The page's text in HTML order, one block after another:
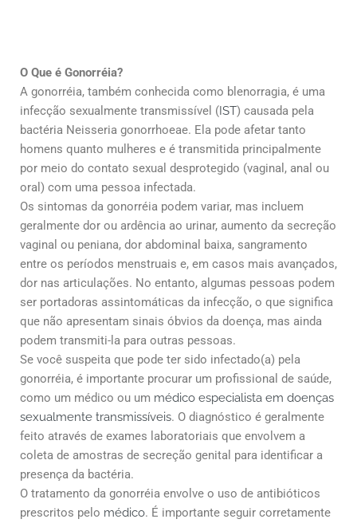
O Que é Gonorréia?
A gonorréia, também conhecida como blenorragia, é uma
infecção sexualmente transmissível (IST) causada pela
bactéria Neisseria gonorrhoeae. Ela pode afetar tanto
homens quanto mulheres e é transmitida principalmente
por meio do contato sexual desprotegido (vaginal, anal ou
oral) com uma pessoa infectada.
Os sintomas da gonorréia podem variar, mas incluem
geralmente dor ou ardência ao urinar, aumento da secreção
vaginal ou peniana, dor abdominal baixa, sangramento
entre os períodos menstruais e, em casos mais avançados,
dor nas articulações. No entanto, algumas pessoas podem
ser portadoras assintomáticas da infecção, o que significa
que não apresentam sinais óbvios da doença, mas ainda
podem transmiti-la para outras pessoas.
Se você suspeita que pode ter sido infectado(a) pela
gonorréia, é importante procurar um profissional de saúde,
como um médico ou um médico especialista em doenças
sexualmente transmissíveis. O diagnóstico é geralmente
feito através de exames laboratoriais que envolvem a
coleta de amostras de secreção genital para identificar a
presença da bactéria.
O tratamento da gonorréia envolve o uso de antibióticos
prescritos pelo médico. É importante seguir corretamente